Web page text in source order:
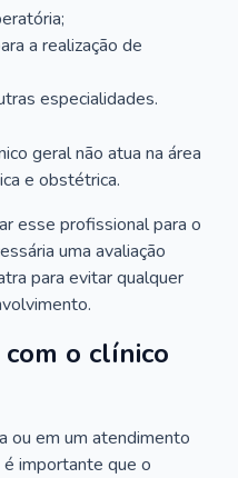
a realização de
especialidades.
geral não atua na área
e obstétrica.
esse profissional para o
uma avaliação
para evitar qualquer
o clínico
ou em um atendimento
importante que o